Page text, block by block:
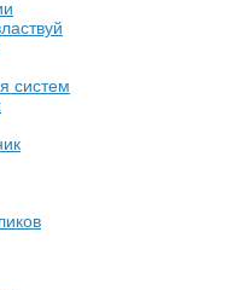
систем